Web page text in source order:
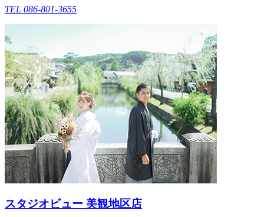
TEL 086-801-3655
スタジオビュー 美観地区店